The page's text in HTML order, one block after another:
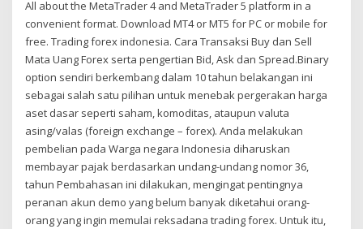
All about the MetaTrader 4 and MetaTrader 5 platform in a
convenient format. Download MT4 or MT5 for PC or mobile for
free. Trading forex indonesia. Cara Transaksi Buy dan Sell
Mata Uang Forex serta pengertian Bid, Ask dan Spread.Binary
option sendiri berkembang dalam 10 tahun belakangan ini
sebagai salah satu pilihan untuk menebak pergerakan harga
aset dasar seperti saham, komoditas, ataupun valuta
asing/valas (foreign exchange – forex). Anda melakukan
pembelian pada Warga negara Indonesia diharuskan
membayar pajak berdasarkan undang-undang nomor 36,
tahun Pembahasan ini dilakukan, mengingat pentingnya
peranan akun demo yang belum banyak diketahui orang-
orang yang ingin memulai reksadana trading forex. Untuk itu,